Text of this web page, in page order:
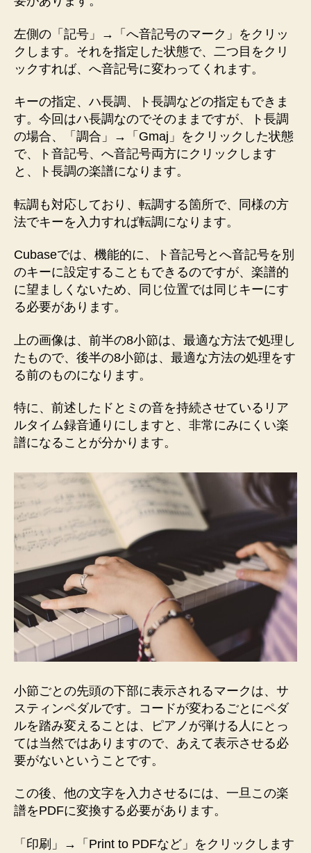
左側の「記号」→「へ音記号のマーク」をクリッ
クします。それを指定した状態で、二つ目をクリ
ックすれば、へ音記号に変わってくれます。
キーの指定、ハ長調、ト長調などの指定もできま
す。今回はハ長調なのでそのままですが、ト長調
の場合、「調合」→「Gmaj」をクリックした状態
で、ト音記号、へ音記号両方にクリックします
と、ト長調の楽譜になります。
転調も対応しており、転調する箇所で、同様の方
法でキーを入力すれば転調になります。
Cubaseでは、機能的に、ト音記号とへ音記号を別
のキーに設定することもできるのですが、楽譜的
に望ましくないため、同じ位置では同じキーにす
る必要があります。
上の画像は、前半の8小節は、最適な方法で処理し
たもので、後半の8小節は、最適な方法の処理をす
る前のものになります。
特に、前述したドとミの音を持続させているリア
ルタイム録音通りにしますと、非常にみにくい楽
譜になることが分かります。
小節ごとの先頭の下部に表示されるマークは、サ
スティンペダルです。コードが変わるごとにペダ
ルを踏み変えることは、ピアノが弾ける人にとっ
ては当然ではありますので、あえて表示させる必
要がないということです。
この後、他の文字を入力させるには、一旦この楽
譜をPDFに変換する必要があります。
「印刷」→「Print to PDFなど」をクリックします